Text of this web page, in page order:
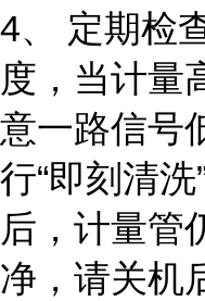
4、 定期检
度，当计量
意一路信号
行“即刻清
后，计量管
净，请关机